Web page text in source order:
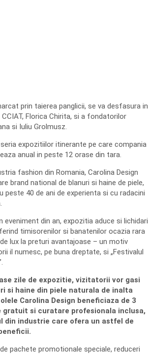
prin taierea panglicii, se va desfasura in
Florica Chirita, si a fondatorilor
si Iuliu Grolmusz.
expozitiilor itinerante pe care compania
anual in peste 12 orase din tara.
fashion din Romania, Carolina Design
brand national de blanuri si haine de piele,
peste 40 de ani de experienta si cu radacini
eveniment din an, expozitia aduce si lichidari
timisorenilor si banatenilor ocazia rara
lux la preturi avantajoase – un motiv
il numesc, pe buna dreptate, si „Festivalul
zile de expozitie, vizitatorii vor gasi
si haine din piele naturala de inalta
Carolina Design beneficiaza de 3
gratuit si curatare profesionala inclusa,
din industrie care ofera un astfel de
pachete promotionale speciale, reduceri